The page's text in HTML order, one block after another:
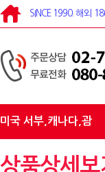
SINCE 1990. 해외
미국 서부,캐나다,괌
상품상세보